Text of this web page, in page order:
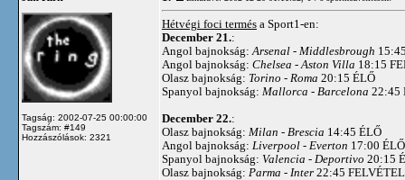
Tagság: 2002-07-25 00:00:00
Tagszám: #149
Hozzászólások: 2321
Hétvégi foci termés a Sport1-en:
December 21.:
Angol bajnokság: Arsenal - Middlesbrough
Angol bajnokság: Chelsea - Aston Villa 18:15
Olasz bajnokság: Torino - Roma 20:15 ÉLŐ
Spanyol bajnokság: Mallorca - Barcelona 22:45
December 22.:
Olasz bajnokság: Milan - Brescia 14:45 ÉLŐ
Angol bajnokság: Liverpool - Everton 17:00 ÉLŐ
Spanyol bajnokság: Valencia - Deportivo 20:15
Olasz bajnokság: Parma - Inter 22:45